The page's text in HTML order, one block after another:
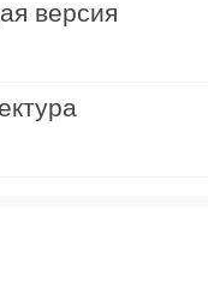
версия